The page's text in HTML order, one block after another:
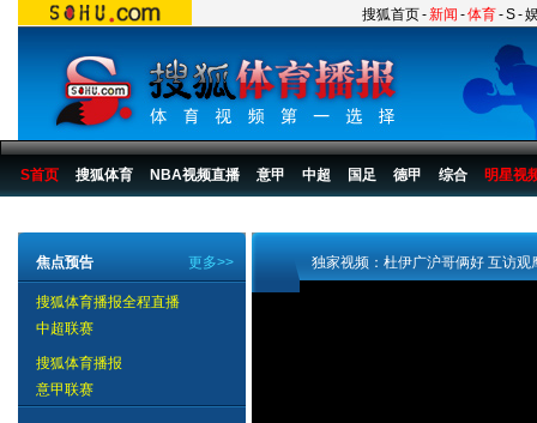
搜狐首页-新闻 -体育-S-
S首页 搜狐体育 NBA视频直播 意甲 中超 国足 德甲 综合 明星视
更多>>
焦点预告
搜狐体育播报全程直播
中超联赛
搜狐体育播报
意甲联赛
独家视频：杜伊广沪哥俩好 互访观